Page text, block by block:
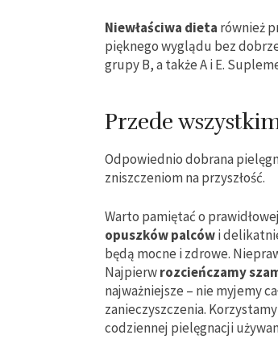
Niewłaściwa dieta również
pięknego wyglądu bez
grupy B, a także A i E.
Przede
Odpowiednio dobrana
zniszczeniom na przyszłość.
Warto pamiętać o
opuszków palcówi
będą mocne i zdrowe.
Najpierwrozcieńczamy
najważniejsze – nie myjemy
zanieczyszczenia.
codziennej pielęgnacji